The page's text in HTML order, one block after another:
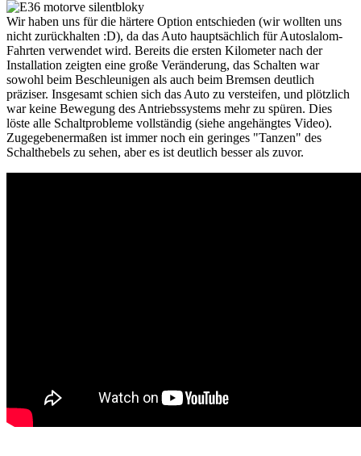
Wir haben uns für die härtere Option entschieden (wir wollten uns
nicht zurückhalten :D), da das Auto hauptsächlich für Autoslalom-
Fahrten verwendet wird. Bereits die ersten Kilometer nach der
Installation zeigten eine große Veränderung, das Schalten war
sowohl beim Beschleunigen als auch beim Bremsen deutlich
präziser. Insgesamt schien sich das Auto zu versteifen, und plötzlich
war keine Bewegung des Antriebssystems mehr zu spüren. Dies
löste alle Schaltprobleme vollständig (siehe angehängtes Video).
Zugegebenermaßen ist immer noch ein geringes "Tanzen" des
Schalthebels zu sehen, aber es ist deutlich besser als zuvor.